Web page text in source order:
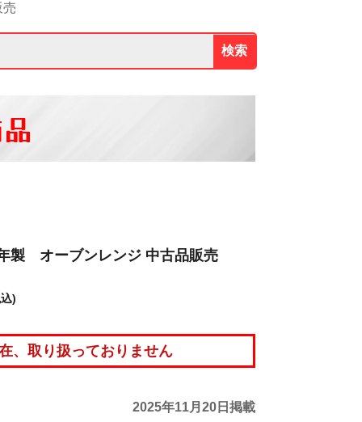
検索
製 オーブンレンジ 中古品販売
)
、取り扱っておりません
2025年11月20日掲載